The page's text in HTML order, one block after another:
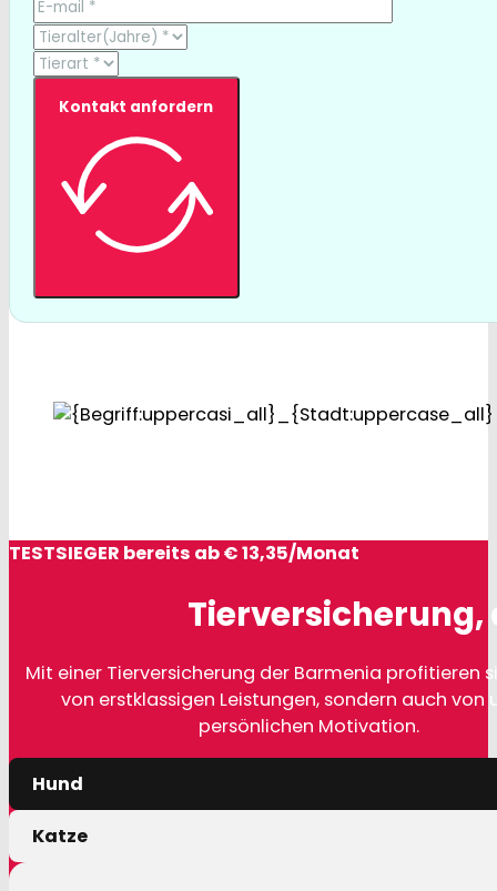
Kontakt anfordern
TESTSIEGER bereits ab € 13,35/Monat
Tierversicherung,
Mit einer Tierversicherung der Barmenia profitieren
von erstklassigen Leistungen, sondern auch von
persönlichen Motivation.
Hund
Katze